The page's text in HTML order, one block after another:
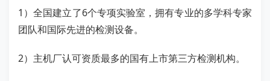
1）全国建立了6个专项实验室，拥有专业的多学科专家
团队和国际先进的检测设备。
2）主机厂认可资质最多的国有上市第三⽅检测机构。